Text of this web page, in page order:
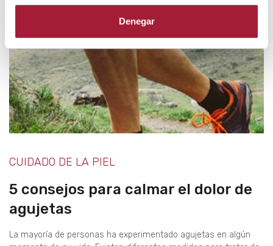
Denegar
CUIDADO DE LA PIEL
5 consejos para calmar el dolor de
agujetas
La mayoría de personas ha experimentado agujetas en algún